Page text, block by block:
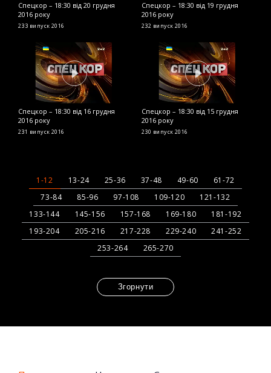
Спецкор – 18:30 від 20 грудня
2016 року
233 випуск 2016
Спецкор – 18:30 від 19 грудня
2016 року
232 випуск 2016
Спецкор – 18:30 від 16 грудня
2016 року
231 випуск 2016
Спецкор – 18:30 від 15 грудня
2016 року
230 випуск 2016
1-12 13-24 25-36 37-48 49-60
61-72
73-84
85-96 97-108 109-120
121-132
133-144
145-156 157-168 169-180
181-192
193-204
205-216 217-228 229-240
241-252
253-264
265-270
Згорнути